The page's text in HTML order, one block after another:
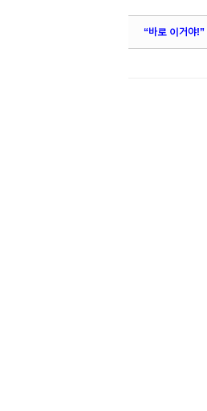
“바로 이거야!”